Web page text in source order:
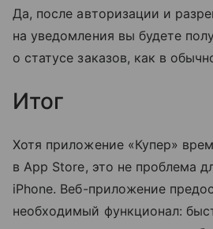
Да, после авторизации и
на уведомления вы будете
о статусе заказов, как в
Итог
Хотя приложение «Купер»
в App Store, это не проблема
iPhone. Веб-приложение
необходимый функционал: